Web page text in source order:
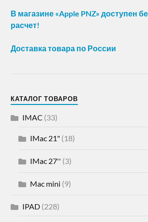
В магазине «Apple PNZ» доступен
расчет!
Доставка товара по России
КАТАЛОГ ТОВАРОВ
IMAC (33)
IMac 21" (18)
IMac 27'' (3)
Mac mini (9)
IPAD (228)